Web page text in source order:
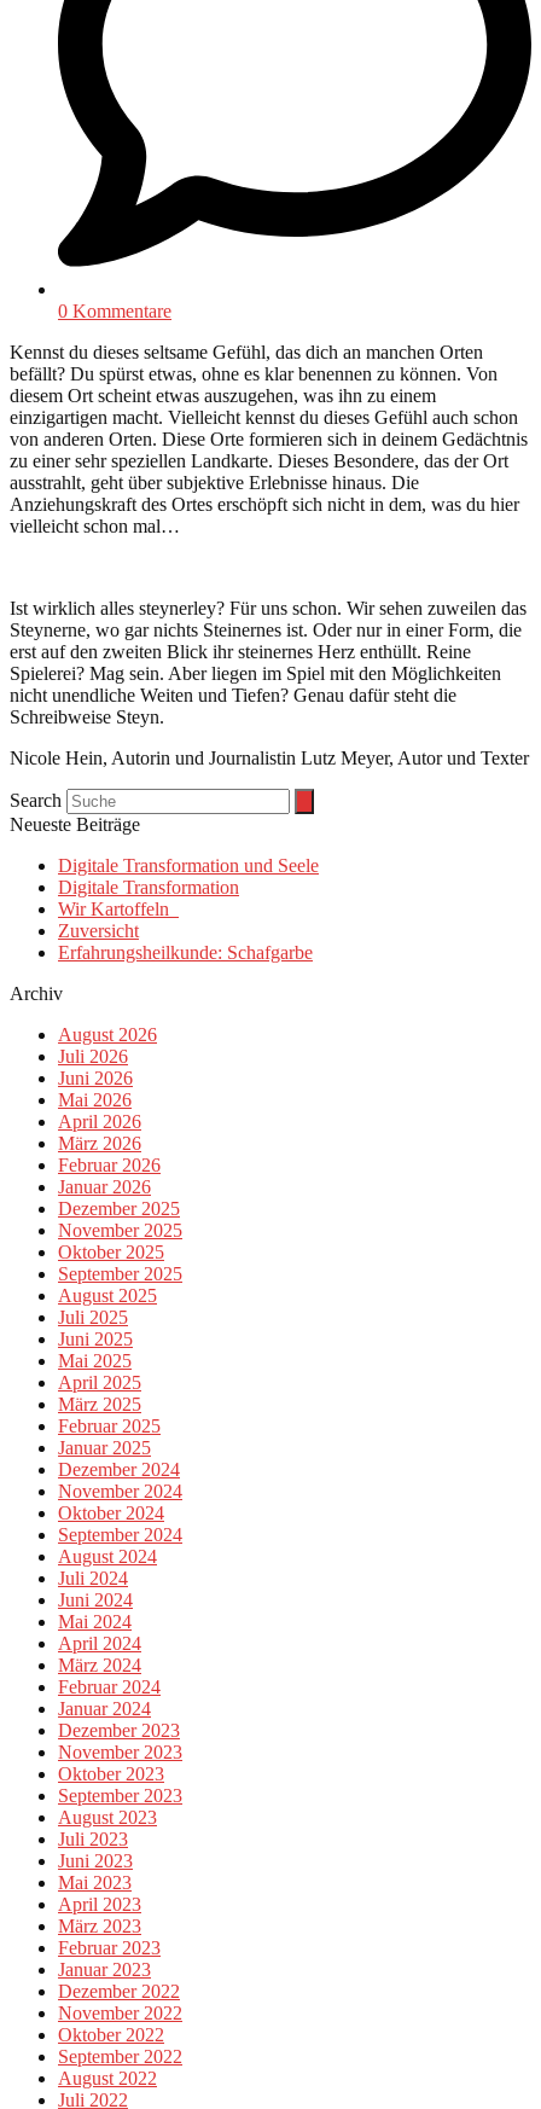
0 Kommentare
Kennst du dieses seltsame Gefühl, das dich an manchen Orten
befällt? Du spürst etwas, ohne es klar benennen zu können. Von
diesem Ort scheint etwas auszugehen, was ihn zu einem
einzigartigen macht. Vielleicht kennst du dieses Gefühl auch schon
von anderen Orten. Diese Orte formieren sich in deinem Gedächtnis
zu einer sehr speziellen Landkarte. Dieses Besondere, das der Ort
ausstrahlt, geht über subjektive Erlebnisse hinaus. Die
Anziehungskraft des Ortes erschöpft sich nicht in dem, was du hier
vielleicht schon mal…
Ist wirklich alles steynerley? Für uns schon. Wir sehen zuweilen das
Steynerne, wo gar nichts Steinernes ist. Oder nur in einer Form, die
erst auf den zweiten Blick ihr steinernes Herz enthüllt. Reine
Spielerei? Mag sein. Aber liegen im Spiel mit den Möglichkeiten
nicht unendliche Weiten und Tiefen? Genau dafür steht die
Schreibweise Steyn.
Nicole Hein, Autorin und Journalistin Lutz Meyer, Autor und Texter
Search
Neueste Beiträge
Digitale Transformation und Seele
Digitale Transformation
Wir Kartoffeln
Zuversicht
Erfahrungsheilkunde: Schafgarbe
Archiv
August 2026
Juli 2026
Juni 2026
Mai 2026
April 2026
März 2026
Februar 2026
Januar 2026
Dezember 2025
November 2025
Oktober 2025
September 2025
August 2025
Juli 2025
Juni 2025
Mai 2025
April 2025
März 2025
Februar 2025
Januar 2025
Dezember 2024
November 2024
Oktober 2024
September 2024
August 2024
Juli 2024
Juni 2024
Mai 2024
April 2024
März 2024
Februar 2024
Januar 2024
Dezember 2023
November 2023
Oktober 2023
September 2023
August 2023
Juli 2023
Juni 2023
Mai 2023
April 2023
März 2023
Februar 2023
Januar 2023
Dezember 2022
November 2022
Oktober 2022
September 2022
August 2022
Juli 2022